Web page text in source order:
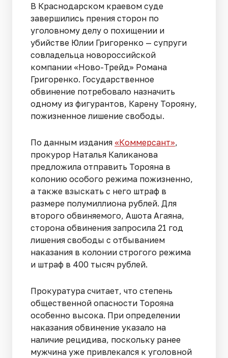
В Краснодарском краевом суде
завершились прения сторон по
уголовному делу о похищении и
убийстве Юлии Григоренко — супруги
совладельца новороссийской
компании «Ново-Трейд» Романа
Григоренко. Государственное
обвинение потребовало назначить
одному из фигурантов, Карену Торояну,
пожизненное лишение свободы.
По данным издания «Коммерсант»,
прокурор Наталья Каликанова
предложила отправить Торояна в
колонию особого режима пожизненно,
а также взыскать с него штраф в
размере полумиллиона рублей. Для
второго обвиняемого, Ашота Агаяна,
сторона обвинения запросила 21 год
лишения свободы с отбыванием
наказания в колонии строгого режима
и штраф в 400 тысяч рублей.
Прокуратура считает, что степень
общественной опасности Торояна
особенно высока. При определении
наказания обвинение указало на
наличие рецидива, поскольку ранее
мужчина уже привлекался к уголовной